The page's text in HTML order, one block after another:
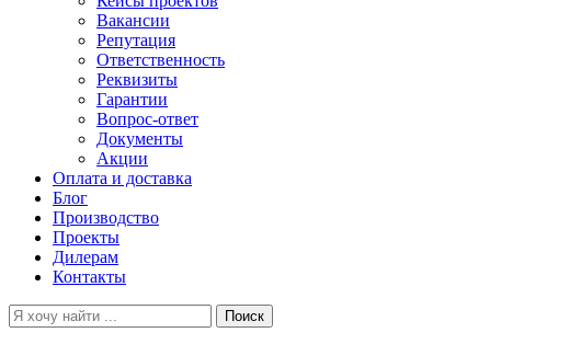
Вакансии
Репутация
Ответственность
Реквизиты
Гарантии
Вопрос-ответ
Документы
Акции
Оплата и доставка
Блог
Производство
Проекты
Дилерам
Контакты
Поиск